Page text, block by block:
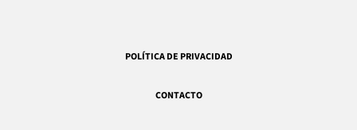
POLÍTICA DE PRIVACIDAD
CONTACTO